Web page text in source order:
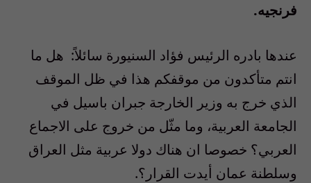
فرنجيه.
عندها بادره الرئيس فؤاد السنيورة سائلاً: هل ما
انتم متأكدون من موقفكم هذا في ظل الموقف
الذي خرج به وزير الخارجة جبران باسيل في
الجامعة العربية، وما مثّل من خروج على الاجماع
العربي؟ خصوصا ان هناك دولا عربية مثل العراق
وسلطنة عمان أيدت القرار؟.